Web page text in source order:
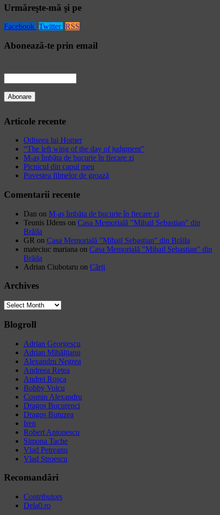
Urmăreşte-mă şi pe
Facebook Twitter RSS
Abonează-te prin email
Articole recente
Odiseea lui Homer
“The left wing of the day of judgment”
M-aș îmbăta de bucurie în fiecare zi
Picnicul din capul meu
Povestea filmelor de groază
Comentarii recente
Dan on M-aș îmbăta de bucurie în fiecare zi
Teunis IJdens on Casa Memorială "Mihail Sebastian" din
Brăila
GR on Casa Memorială "Mihail Sebastian" din Brăila
mateciuc mariana on Casa Memorială "Mihail Sebastian" din
Brăila
Adrian Ciubotaru on Cărți
Archives
Archives
Blogroll
Adrian Georgescu
Adrian Mihălțianu
Alexandru Negrea
Andreea Retea
Andrei Roșca
Bobby Voicu
Cosmin Alexandru
Dragoș Bucurenci
Dragoș Butuzea
Iren
Robert Antonescu
Simona Tache
Vlad Petreanu
Vlad Stroescu
Recomandări
Contributors
Dela0.ro